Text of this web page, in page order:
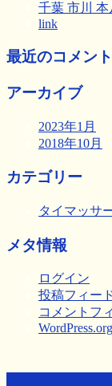
千葉 市川
link
最近のコメント
アーカイブ
2023年1月
2018年10月
カテゴリー
タイマッサ
メタ情報
ログイン
投稿フィー
コメントフ
WordPress.org